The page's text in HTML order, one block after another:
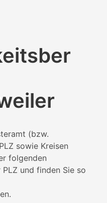
(bzw.
sowie Kreisen
folgenden
und finden Sie so